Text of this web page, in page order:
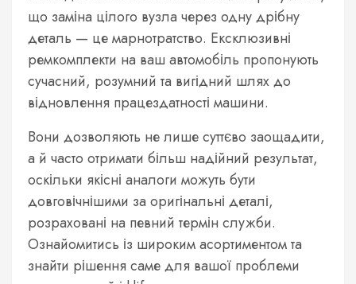
що заміна цілого вузла через одну дрібну
деталь — це марнотратство. Ексклюзивні
ремкомплекти на ваш автомобіль пропонують
сучасний, розумний та вигідний шлях до
відновлення працездатності машини.
Вони дозволяють не лише суттєво заощадити,
а й часто отримати більш надійний результат,
оскільки якісні аналоги можуть бути
довговічнішими за оригінальні деталі,
розраховані на певний термін служби.
Ознайомитись із широким асортиментом та
знайти рішення саме для вашої проблеми